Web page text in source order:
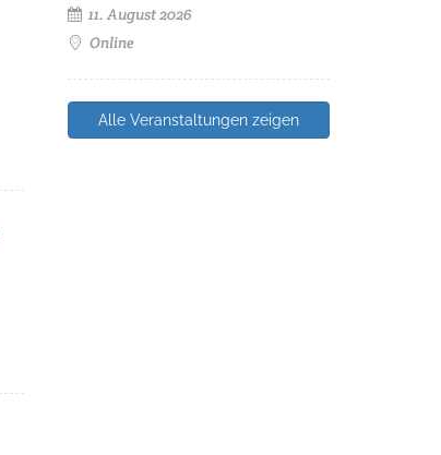
11. August 2026
Online
Alle Veranstaltungen zeigen